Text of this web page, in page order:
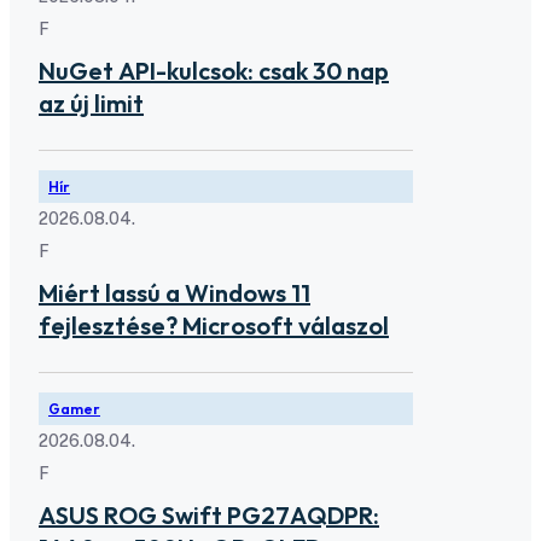
F
NuGet API-kulcsok: csak 30 nap
az új limit
Hír
2026.08.04.
F
Miért lassú a Windows 11
fejlesztése? Microsoft válaszol
Gamer
2026.08.04.
F
ASUS ROG Swift PG27AQDPR: